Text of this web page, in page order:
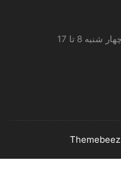
8 تا 17
Themebeez